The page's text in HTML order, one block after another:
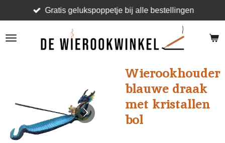
direct
naar
Gratis gelukspoppetje bij alle bestellingen
Wierookhouder
blauwe draak
met kristallen
bol